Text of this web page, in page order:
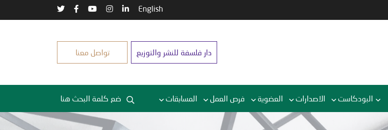
English
دار فلسفة للنشر والتوزيع تواصل معنا
البودكاست الاصدارات العضوية فرص العمل المسابقات